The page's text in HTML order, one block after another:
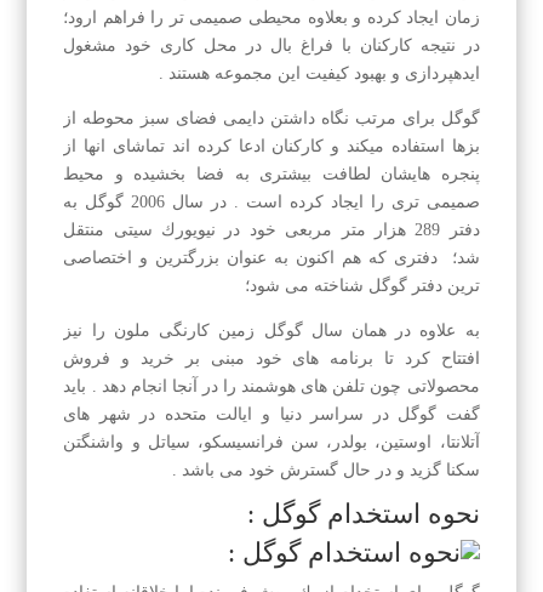
زمان ایجاد كرده و بعلاوه محیطی صمیمی تر را فراهم ارود؛
در نتیجه كاركنان با فراغ بال در محل كاری خود مشغول
ایدهپردازی و بهبود كیفیت این مجموعه هستند .
گوگل برای مرتب نگاه داشتن دایمی فضای سبز محوطه از
بزها استفاده میكند و كاركنان ادعا كرده اند تماشای انها از
پنجره هایشان لطافت بیشتری به فضا بخشیده و محیط
صمیمی تری را ایجاد كرده است . در سال 2006 گوگل به
دفتر 289 هزار متر مربعی خود در نیویورك سیتی منتقل
شد؛ دفتری كه هم اكنون به عنوان بزرگترین و اختصاصی
ترین دفتر گوگل شناخته می شود؛
به علاوه در همان سال گوگل زمین كارنگی ملون را نیز
افتتاح كرد تا برنامه های خود مبنی بر خرید و فروش
محصولاتی چون تلفن های هوشمند را در آنجا انجام دهد . باید
گفت گوگل در سراسر دنیا و ایالت متحده در شهر های
آتلانتا، اوستین، بولدر، سن فرانسیسكو، سیاتل و واشنگتن
سكنا گزید و در حال گسترش خود می باشد .
نحوه استخدام گوگل :